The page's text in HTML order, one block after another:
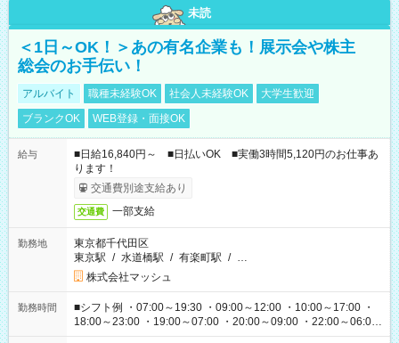
未読
＜1日～OK！＞あの有名企業も！展示会や株主
総会のお手伝い！
アルバイト 職種未経験OK 社会人未経験OK
大学生歓迎
ブランクOK
WEB登録・面接OK
給与
■日給16,840円～ ■日払いOK ■実働3時間5,120円のお仕事あ
ります！
交通費別途支給あり
交通費 一部支給
勤務地
東京都千代田区
東京駅 / 水道橋駅 / 有楽町駅 / …
株式会社マッシュ
勤務時間
■シフト例 ・07:00～19:30 ・09:00～12:00 ・10:00～17:00 ・
18:00～23:00 ・19:00～07:00 ・20:00～09:00 ・22:00～06:00
etc ★最短で3時間で5,120円のお仕事から 15時間で2万円近く稼